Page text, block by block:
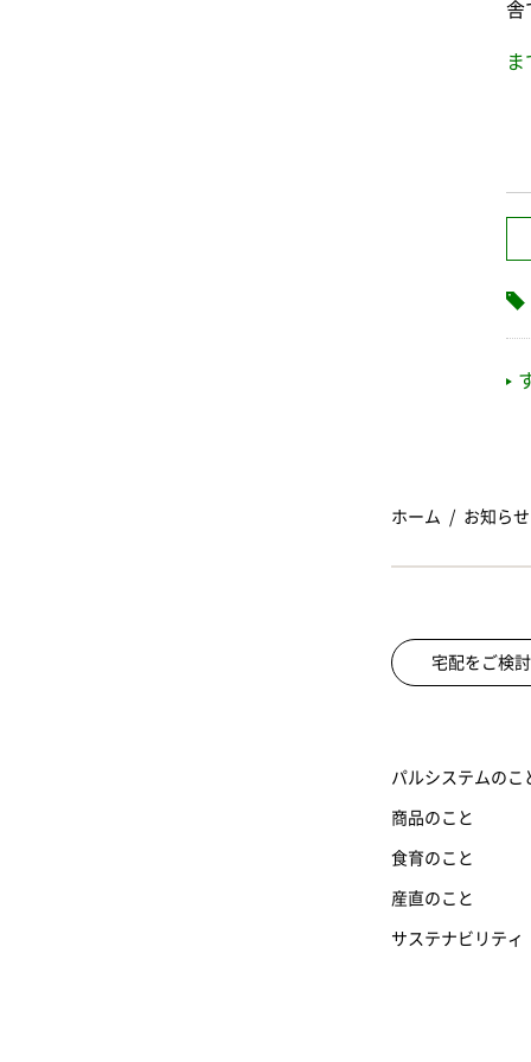
舎
ホーム お知らせ
宅配をご検
パルシステムのこ
商品のこと
食育のこと
産直のこと
サステナビリティ